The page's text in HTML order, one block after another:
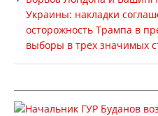
Украины: накладки
осторожность Трампа в
выборы в трех значимых